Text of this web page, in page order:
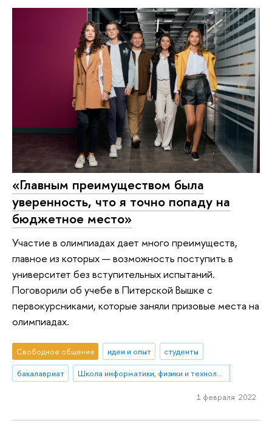
«Главным преимуществом была
уверенность, что я точно попаду на
бюджетное место»
Участие в олимпиадах дает много преимуществ,
главное из которых — возможность поступить в
университет без вступительных испытаний.
Поговорили об учебе в Питерской Вышке с
первокурсниками, которые заняли призовые места на
олимпиадах.
Свободное общение идеи и опыт
студенты
бакалавриат
Школа информатики, физики и технологий
1 февраля 2022